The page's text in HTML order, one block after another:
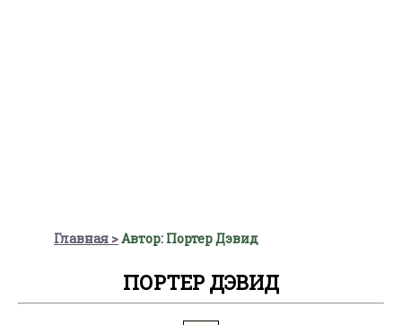
Главная Автор: Портер Дэвид
ПОРТЕР ДЭВИД